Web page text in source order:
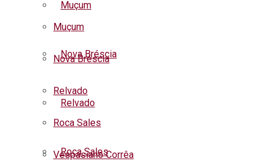
Muçum
Nova Bréscia
Relvado
Roca Sales
Muçum
Nova Bréscia
Relvado
Roca Sales
Vespasiano Corrêa